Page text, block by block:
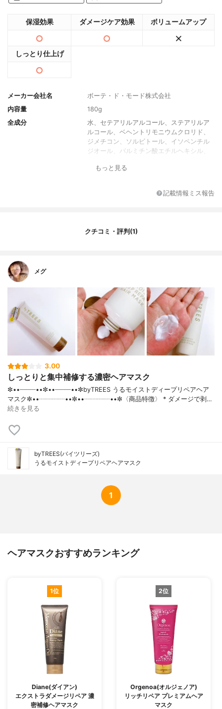
保湿効果 ダメージケア効果 ボリュームアップ
しっとり仕上げ
メーカー会社名
ボーテ・ド・モード株式会社
内容量
180g
全成分
水、セテアリルアルコール、ステアリルア
ルコール、ベヘントリモニウムクロリド、
ジメチコン、ソルビトール、イソペンチル
ジオール、パルミチン酸エチルヘキシル、
油、シア脂、ホホバ種子油、ワサビノキ種
エンドウタンパク、ジラウロイルグルタミ
ン酸リシンＮａ、セラミドＡＰ、セラミド
キクラゲ多糖体、サトウカエデ樹液、フィ
トステロールズ、水添ココグリセリル、オ
－ジカルボン酸ビスエトキシジグリコー
ル、アモジメチコン、トコフェロール、フ
ェノキシエタノール、香料
香り
みずみずしい果実と花々をイメージした爽
やかで上品なグリーンフローラルノート
もっと見る
記載情報ミス報告
クチコミ・評判(1)
メグ
3.00
しっとりと集中補修する濃密ヘアマスク
✼••┈┈┈┈••✼••┈┈┈┈••✼byTREES うるモイストディープリペアヘア
マスク✼••┈┈┈┈••✼••┈┈┈┈••✼〈商品特徴〉 * ダメージで剥…
続きを見る
byTREES(バイツリーズ)
うるモイストディープリペアヘアマスク
1
ヘアマスクおすすめランキング
1位
Diane(ダイアン)
エクストラダメージリペア 濃
密補修ヘアマスク
2位
Orgenoa(オルジェノア)
リッチリペア プレミアムヘア
マスク